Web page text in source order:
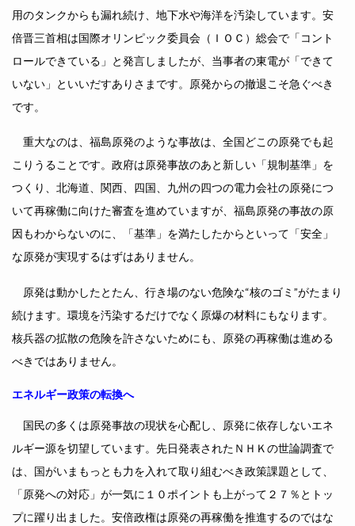
用のタンクからも漏れ続け、地下水や海洋を汚染しています。安
倍晋三首相は国際オリンピック委員会（ＩＯＣ）総会で「コント
ロールできている」と発言しましたが、当事者の東電が「できて
いない」といいだすありさまです。原発からの撤退こそ急ぐべき
です。
重大なのは、福島原発のような事故は、全国どこの原発でも起
こりうることです。政府は原発事故のあと新しい「規制基準」を
つくり、北海道、関西、四国、九州の四つの電力会社の原発につ
いて再稼働に向けた審査を進めていますが、福島原発の事故の原
因もわからないのに、「基準」を満たしたからといって「安全」
な原発が実現するはずはありません。
原発は動かしたとたん、行き場のない危険な“核のゴミ”がたまり
続けます。環境を汚染するだけでなく原爆の材料にもなります。
核兵器の拡散の危険を許さないためにも、原発の再稼働は進める
べきではありません。
エネルギー政策の転換へ
国民の多くは原発事故の現状を心配し、原発に依存しないエネ
ルギー源を切望しています。先日発表されたＮＨＫの世論調査で
は、国がいまもっとも力を入れて取り組むべき政策課題として、
「原発への対応」が一気に１０ポイントも上がって２７％とトッ
プに躍り出ました。安倍政権は原発の再稼働を推進するのではな